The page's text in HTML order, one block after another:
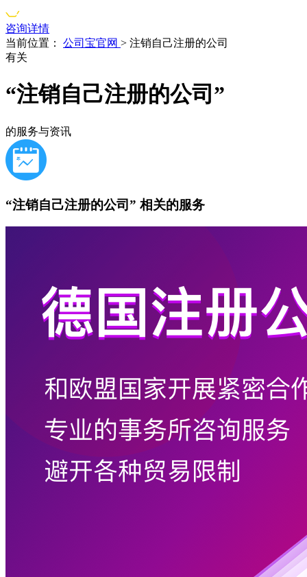
咨询详情
当前位置：
公司宝官网 > 注销自己注册的公司
有关
“注销自己注册的公司”
的服务与资讯
“注销自己注册的公司” 相关的服务